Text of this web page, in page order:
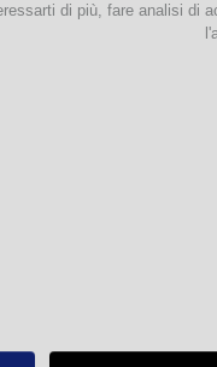
scattate in occasione
alcuni tra i momenti più belli
di più, fare analisi di